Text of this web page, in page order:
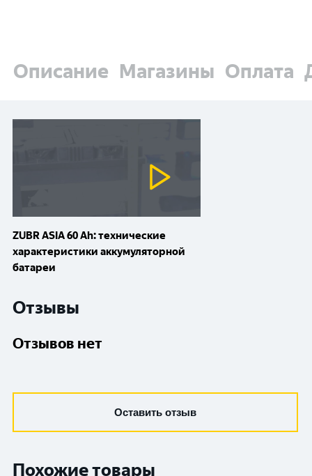
Описание Магазины Оплата
ZUBR ASIA 60 Ah: технические
характеристики аккумуляторной
батареи
Отзывы
Отзывов нет
Оставить отзыв
Похожие товары